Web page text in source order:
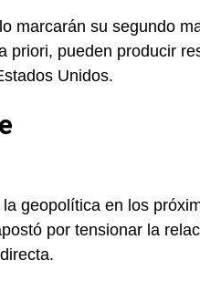
marcarán su segundo
priori, pueden producir
Unidos.
geopolítica en los
por tensionar la